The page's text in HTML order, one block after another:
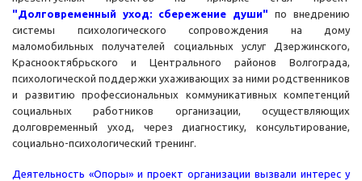
"Долговременный уход: сбережение души" по внедрению
системы психологического сопровождения на дому
маломобильных получателей социальных услуг Дзержинского,
Краснооктябрьского и Центрального районов Волгограда,
психологической поддержки ухаживающих за ними родственников
и развитию профессиональных коммуникативных компетенций
социальных работников организации, осуществляющих
долговременный уход, через диагностику, консультирование,
социально-психологический тренинг.
Деятельность «Опоры» и проект организации вызвали интерес у